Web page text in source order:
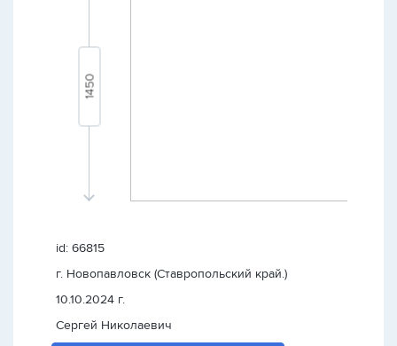
id: 66815
г. Новопавловск (Ставропольский край.)
10.10.2024 г.
Сергей Николаевич